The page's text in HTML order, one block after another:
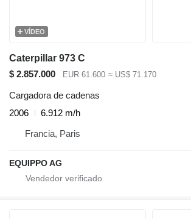
VÍDEO
Caterpillar 973 C
$ 2.857.000
EUR 61.600 ≈ US$ 71.170
Cargadora de cadenas
2006
6.912 m/h
Francia, Paris
EQUIPPO AG